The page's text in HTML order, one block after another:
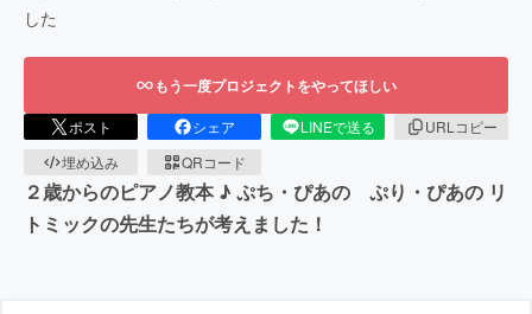
した
もう一度プロジェクトをやってほしい
ポスト シェア LINEで送る
URLコピー
埋め込み
QRコード
２歳からのピアノ教本 ♪ ぷち・ぴあの ぷり・ぴあの リ
トミックの先生たちが考えました！